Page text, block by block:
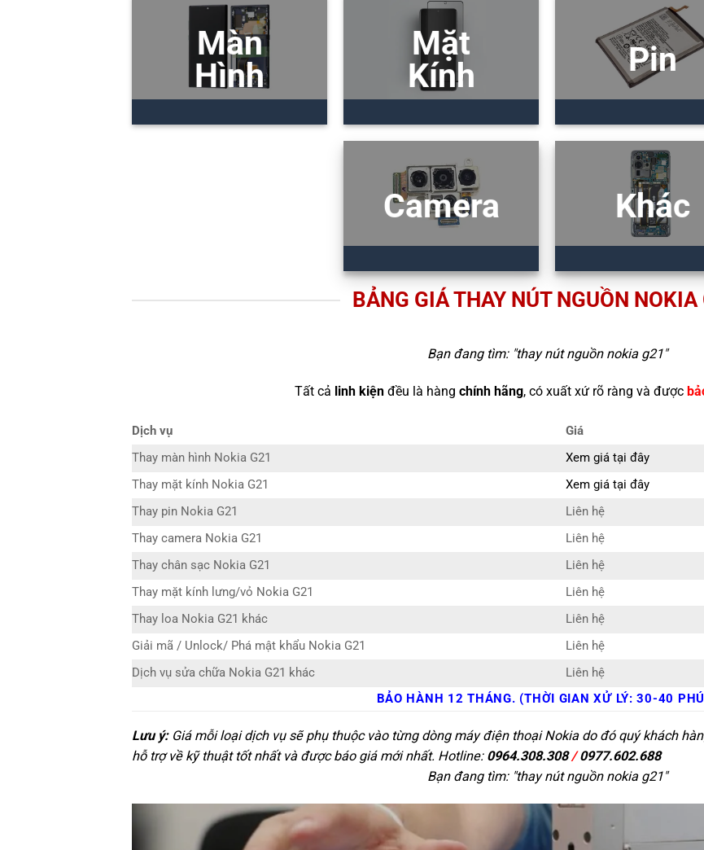
Màn
Hình
Mặt
Kính
Pin
Camera Khác
BẢNG GIÁ THAY NÚT NGUỒN NOKIA
Bạn đang tìm: "thay nút nguồn nokia g21"
Tất cả linh kiệnđều là hàng chính hãng, có xuất xứ rõ ràng và được
Dịch vụ Giá
Thay màn hình Nokia G21
Xem giá tại đây
Thay mặt kính Nokia G21
Xem giá tại đây
Thay pin Nokia G21
Liên hệ
Thay camera Nokia G21
Liên hệ
Thay chân sạc Nokia G21
Liên hệ
Thay mặt kính lưng/vỏ Nokia G21
Liên hệ
Thay loa Nokia G21 khác
Liên hệ
Giải mã / Unlock/ Phá mật khẩu Nokia G21
Liên hệ
Dịch vụ sửa chữa Nokia G21 khác
Liên hệ
BẢO HÀNH 12 THÁNG. (THỜI GIAN XỬ LÝ: 30-40
Lưu ý:Giá mỗi loại dịch vụ sẽ phụ thuộc vào từng dòng máy điện thoại Nokia do đó quý khách
hỗ trợ về kỹ thuật tốt nhất và được báo giá mới nhất. Hotline: 0964.308.308/0977.602.688
Bạn đang tìm: "thay nút nguồn nokia g21"